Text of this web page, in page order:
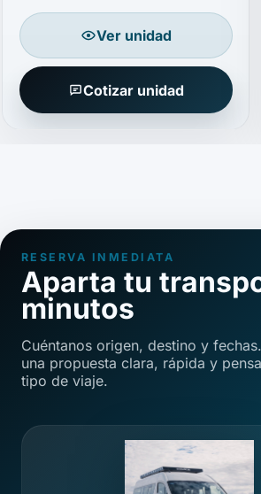
Ver unidad
Cotizar unidad
RESERVA INMEDIATA
Aparta tu
minutos
Cuéntanos origen, destino y
una propuesta clara, rápida y
tipo de viaje.